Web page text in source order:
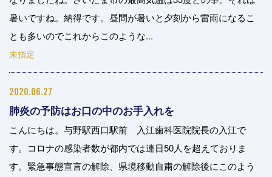
暑いですね。納得です。昼間が暑いと夕刻から雷雨になるこ
とも多いのでこれからこのような...
未指定
2020.06.27
肺炎の予防はお口の中のお手入れを
こんにちは。与野駅西口駅前 入江歯科医院院長の入江で
す。コロナの感染者数が都内では連日50人を超えておりま
す。緊急事態宣言の解除、県境移動自粛の解除後にこのよう